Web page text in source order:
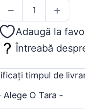
Adaugă la
Întreabă
timpul de
Alege O Tara -